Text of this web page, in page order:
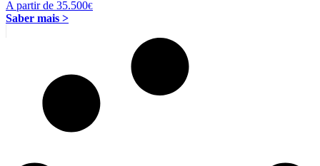
A partir de 35.500€
Saber mais >